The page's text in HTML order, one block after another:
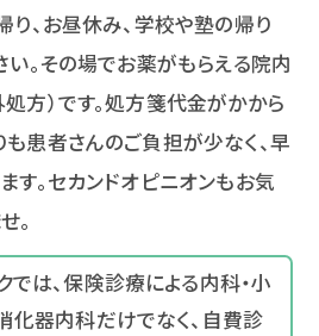
り、お昼休み、学校や塾の帰り
い。その場でお薬がもらえる院内
方）です。処方箋代金がかから
患者さんのご負担が少なく、早
す。セカンドオピニオンもお気
。
では、保険診療による内科・小
化器内科だけでなく、自費診